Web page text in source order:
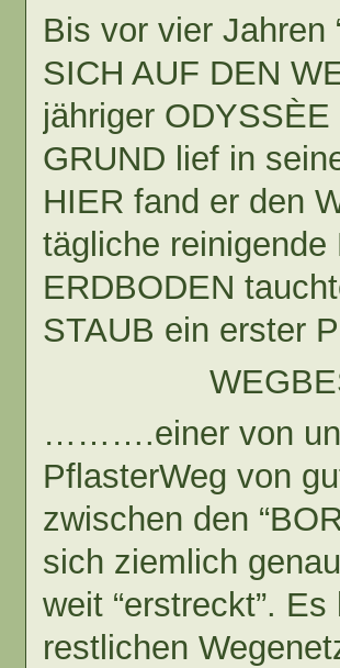
Bis vor vier Jahren
SICH AUF DEN
jähriger
GRUND lief in
HIER fand er den
tägliche reinigende
ERDBODEN
STAUB ein
……….einer von
PflasterWeg von
zwischen den
sich ziemlich
weit “erstreckt”.
restlichen